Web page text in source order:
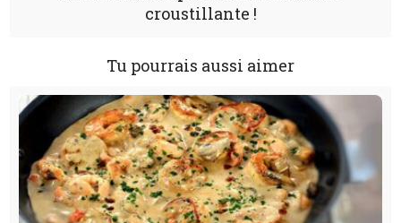
croustillante !
Tu pourrais aussi aimer